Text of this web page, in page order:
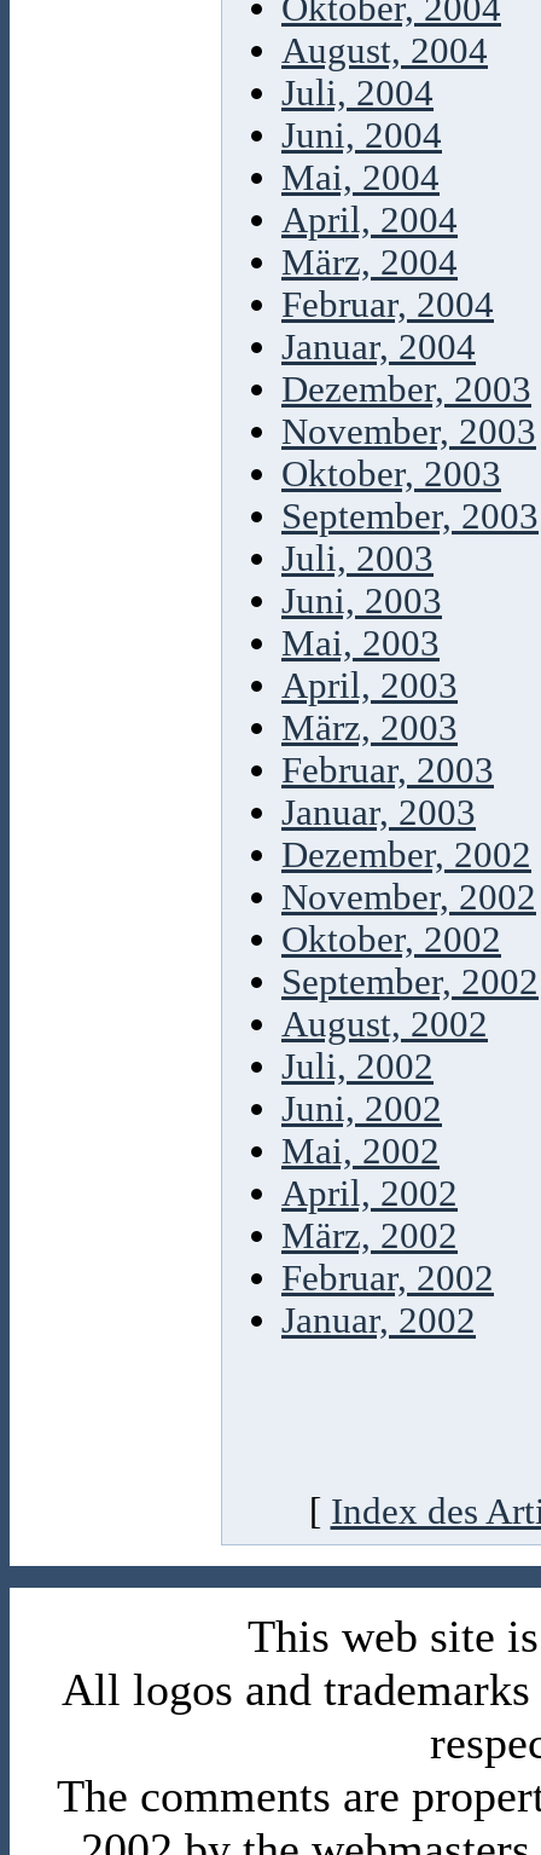
Oktober, 2004
August, 2004
Juli, 2004
Juni, 2004
Mai, 2004
April, 2004
März, 2004
Februar, 2004
Januar, 2004
Dezember, 2003
November, 2003
Oktober, 2003
September, 2003
Juli, 2003
Juni, 2003
Mai, 2003
April, 2003
März, 2003
Februar, 2003
Januar, 2003
Dezember, 2002
November, 2002
Oktober, 2002
September, 2002
August, 2002
Juli, 2002
Juni, 2002
Mai, 2002
April, 2002
März, 2002
Februar, 2002
Januar, 2002
[ Index des
This web site
All logos and
The comments are